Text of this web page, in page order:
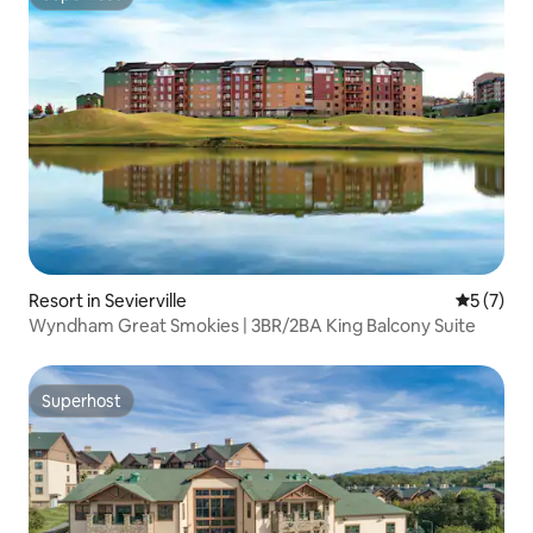
Resort in Sevierville
5 (7)
Wyndham Great Smokies | 3BR/2BA King Balcony Suite
Superhost
Superhost